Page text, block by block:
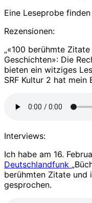
Eine Leseprobe finden
Rezensionen:
„«100 berühmte
Geschichten»: Die
bieten ein witziges
SRF Kultur 2 hat mein
Interviews:
Ich habe am 16.
Deutschlandfunk
berühmten Zitate und
gesprochen.